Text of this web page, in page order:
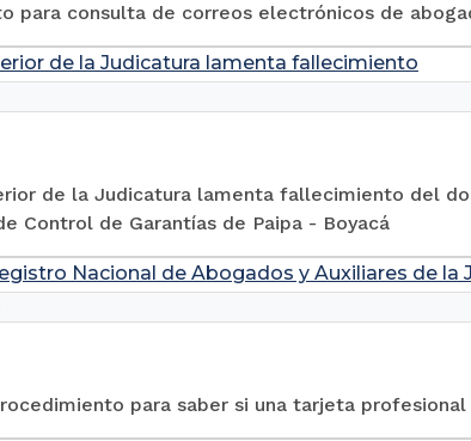
para consulta de correos electrónicos de
de la Judicatura lamenta fallecimiento
de la Judicatura lamenta fallecimiento del
Control de Garantías de Paipa - Boyacá
Nacional de Abogados y Auxiliares de la
para saber si una tarjeta